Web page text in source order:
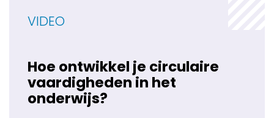
VIDEO
Hoe ontwikkel je circulaire
vaardigheden in het
onderwijs?